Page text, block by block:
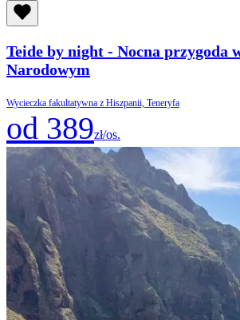
Teide by night - Nocna przygoda
Narodowym
Wycieczka fakultatywna z Hiszpanii, Teneryfa
od 389zł/os.